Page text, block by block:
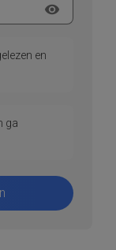
visibility
en
ga